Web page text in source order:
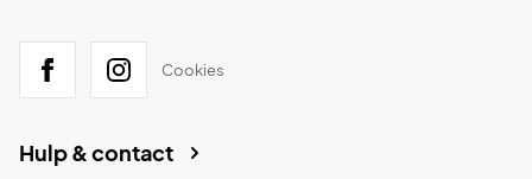
Cookies
Hulp & contact